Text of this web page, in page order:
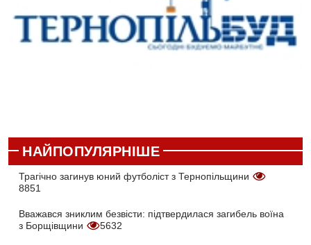
НАЙПОПУЛЯРНІШЕ
Трагічно загинув юний футболіст з Тернопільщини
8851
Вважався зниклим безвісти: підтвердилася загибель воїна
з Борщівщини
5632